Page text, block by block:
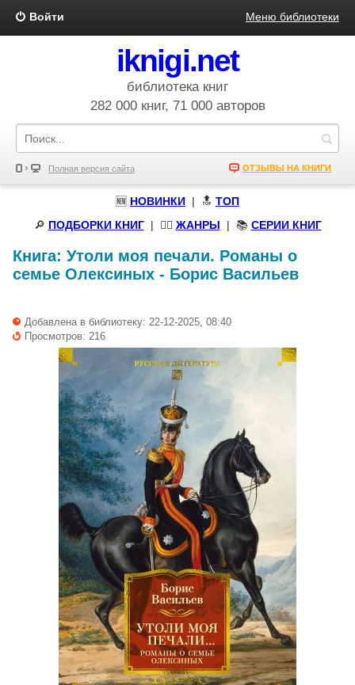
Войти Меню библиотеки
iknigi.net
библиотека книг
282 000 книг, 71 000 авторов
Полная версия сайта ОТЗЫВЫ НА КНИГИ
🆕 НОВИНКИ | 🔝 ТОП
🔎 ПОДБОРКИ КНИГ| 🧝‍♀️ ЖАНРЫ | 📚 СЕРИИ КНИГ
Книга: Утоли моя печали. Романы о
семье Олексиных - Борис Васильев
Добавлена в библиотеку: 22-12-2025, 08:40
Просмотров: 216